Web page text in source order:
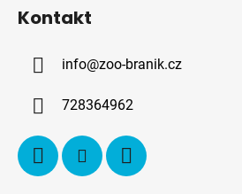
Kontakt
info@zoo-branik.cz
728364962